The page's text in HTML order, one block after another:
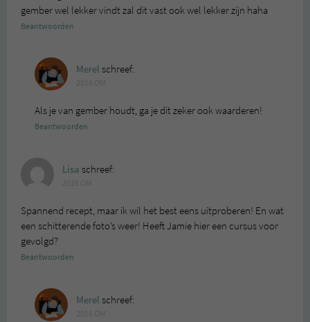
gember wel lekker vindt zal dit vast ook wel lekker zijn haha
Beantwoorden
Merel schreef:
Als je van gember houdt, ga je dit zeker ook waarderen!
Beantwoorden
Lisa schreef:
Spannend recept, maar ik wil het best eens uitproberen! En wat
een schitterende foto’s weer! Heeft Jamie hier een cursus voor
gevolgd?
Beantwoorden
Merel schreef: